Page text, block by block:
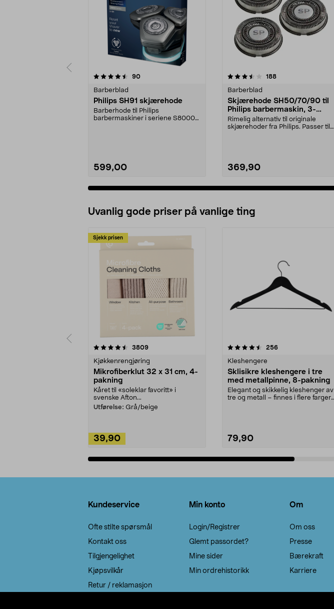
90anmeldelser
Barberblad
Philips SH91 skjærehode
Barberhode til Philips
barbermaskiner i seriene S8000
599,00
3.5av 5 stjerner 188anmeldelser
Barberblad
Skjærehode SH50/70/90 til
Philips barbermaskin, 3-
pakning
Rimelig alternativ til originale
skjærehoder fra Philips. Passer til
369,90
4.5av 5 stjerner
Uvanlig gode priser på vanlige ting
Sjekk prisen
3809anmeldelser
Kjøkkenrengjøring
Mikrofiberklut 32 x 31 cm, 4-
pakning
Kåret til «soleklar favoritt» i
svenske Afton...
Utførelse: Grå/beige
39,90
4.5av 5 stjerner 256anmeldelser
Kleshengere
Sklisikre kleshengere i tre
med metallpinne, 8-pakning
Elegant og skikkelig kleshenger av
tre og metall – finnes i flere farger.
79,90
4.5av 5 stjerner
Kundeservice
Ofte stilte spørsmål
Kontakt oss
Tilgjengelighet
Kjøpsvilkår
Retur / reklamasjon
Min konto
Login/Registrer
Glemt passordet?
Mine sider
Min ordrehistorikk
Om
Om oss
Presse
Bærekraft
Karriere